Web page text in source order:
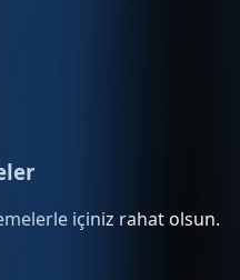
içiniz rahat olsun.